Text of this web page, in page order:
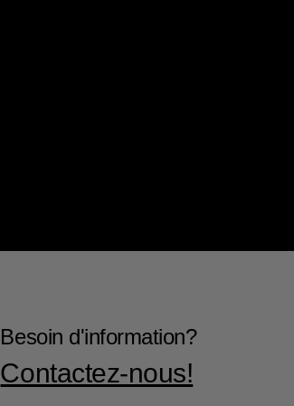
Besoin d'information?
Contactez-nous!